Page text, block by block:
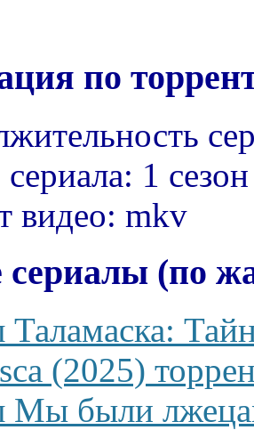
по
1
видео: mkv
(по
Таламаска:
(2025)
Мы были